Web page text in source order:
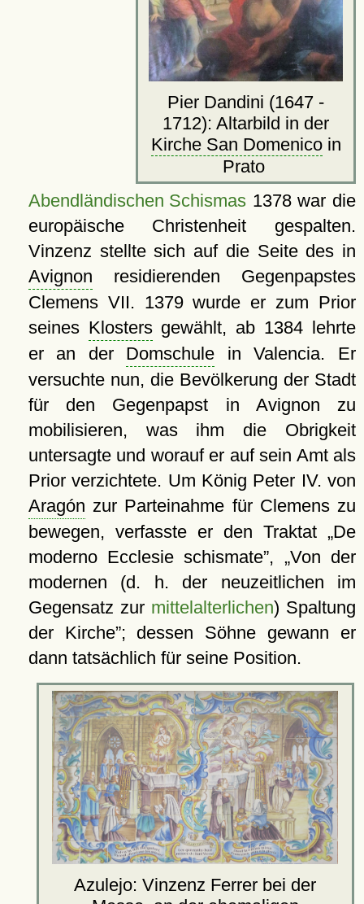
Pier Dandini (1647 -
1712): Altarbild in der
Kirche San Domenicoin
Prato
Abendländischen Schismas1378 war die
europäische Christenheit gespalten.
Vinzenz stellte sich auf die Seite des in
Avignon residierenden Gegenpapstes
Clemens VII. 1379 wurde er zum Prior
seines Klostersgewählt, ab 1384 lehrte
er an der Domschule in Valencia. Er
versuchte nun, die Bevölkerung der Stadt
für den Gegenpapst in Avignon zu
mobilisieren, was ihm die Obrigkeit
untersagte und worauf er auf sein Amt als
Prior verzichtete. Um König Peter IV. von
Aragón zur Parteinahme für Clemens zu
bewegen, verfasste er den Traktat
De
moderno Ecclesie schismate ,
Von der
modernen (d. h. der neuzeitlichen im
Gegensatz zur mittelalterlichen) Spaltung
der Kirche ; dessen Söhne gewann er
dann tatsächlich für seine Position.
Azulejo: Vinzenz Ferrer bei der